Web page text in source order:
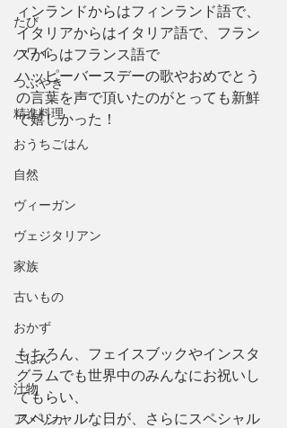
たび
ハワイ
つぶやき
精進料理
おうちごはん
自然
ヴィーガン
ヴェジタリアン
家族
古いもの
おかず
ごはん
汁物
アメリカ
ィンランドからはフィンランド語で、
イタリアからはイタリア語で、フラン
スからはフランス語で
ハッピーバースデーの歌やおめでとう
の言葉を声で頂いたのがとっても新鮮
で嬉しかった！
もちろん、フェイスブックやインスタ
グラムでも世界中のみんなにお祝いし
てもらい、
スペシャルな日が、さらにスペシャル